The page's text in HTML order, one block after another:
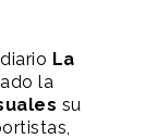
La
la
su